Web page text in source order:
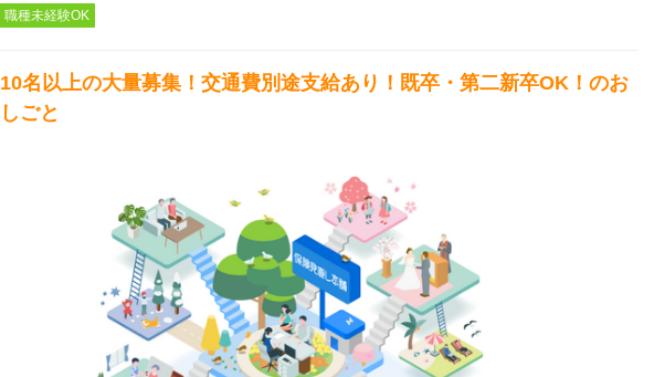
職種未経験OK
10名以上の大量募集！交通費別途支給あり！既卒・第二新卒OK！のお
しごと